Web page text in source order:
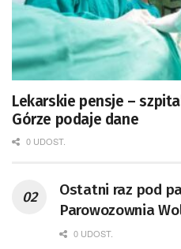
Lekarskie pensje –
Górze podaje dane
0 UDOST.
Ostatni raz pod
Parowozownia
remont
0 UDOST.